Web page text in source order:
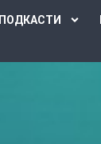
ПОДКАСТИ